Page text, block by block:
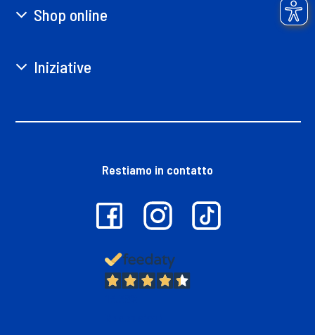
Shop online
Iniziative
Restiamo in contatto